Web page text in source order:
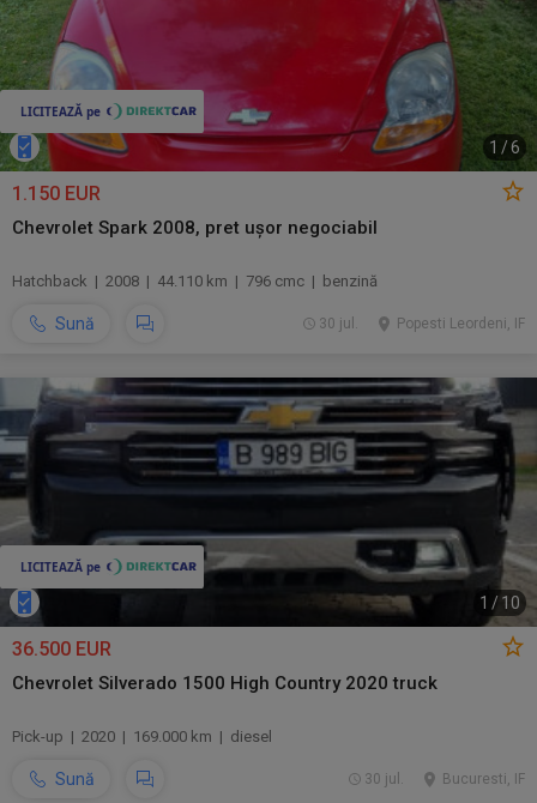
1 /6
1.150 EUR
Chevrolet Spark 2008, pret ușor negociabil
Hatchback | 2008 | 44.110 km | 796 cmc | benzină
Sună Popesti Leordeni, IF
30 jul.
1 / 10
36.500 EUR
Chevrolet Silverado 1500 High Country 2020 truck
Pick-up | 2020 | 169.000 km | diesel
Sună Bucuresti, IF
30 jul.